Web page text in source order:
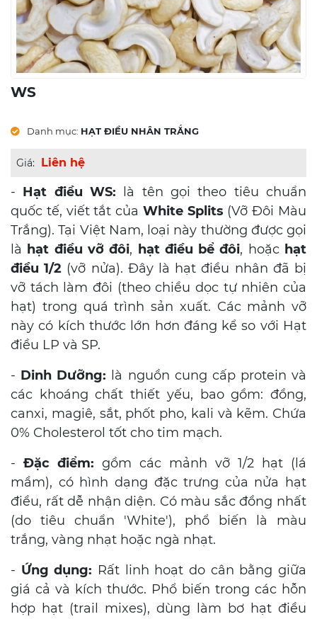
WS
Danh mục: HẠT ĐIỀU NHÂN TRẮNG
Giá: Liên hệ
- Hạt điều WS: là tên gọi theo tiêu chuẩn
quốc tế, viết tắt của White Splits (Vỡ Đôi Màu
Trắng). Tại Việt Nam, loại này thường được gọi
là hạt điều vỡ đôi, hạt điều bể đôi, hoặc hạt
điều 1/2 (vỡ nửa). Đây là hạt điều nhân đã bị
vỡ tách làm đôi (theo chiều dọc tự nhiên của
hạt) trong quá trình sản xuất. Các mảnh vỡ
này có kích thước lớn hơn đáng kể so với Hạt
điều LP và SP.
- Dinh Dưỡng: là nguồn cung cấp protein và
các khoáng chất thiết yếu, bao gồm: đồng,
canxi, magiê, sắt, phốt pho, kali và kẽm. Chứa
0% Cholesterol tốt cho tim mạch.
- Đặc điểm: gồm các mảnh vỡ 1/2 hạt (lá
mầm), có hình dạng đặc trưng của nửa hạt
điều, rất dễ nhận diện. Có màu sắc đồng nhất
(do tiêu chuẩn 'White'), phổ biến là màu
trắng, vàng nhạt hoặc ngà nhạt.
- Ứng dụng: Rất linh hoạt do cân bằng giữa
giá cả và kích thước. Phổ biến trong các hỗn
hợp hạt (trail mixes), dùng làm bơ hạt điều